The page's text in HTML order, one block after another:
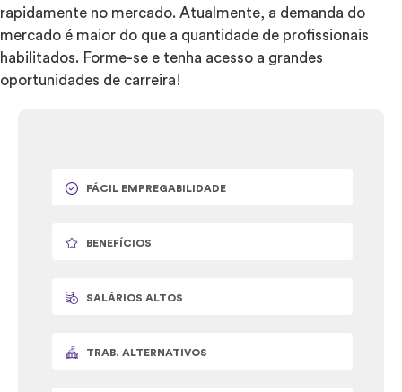
rapidamente no mercado. Atualmente, a demanda do
mercado é maior do que a quantidade de profissionais
habilitados. Forme-se e tenha acesso a grandes
oportunidades de carreira!
FÁCIL EMPREGABILIDADE
BENEFÍCIOS
SALÁRIOS ALTOS
TRAB. ALTERNATIVOS